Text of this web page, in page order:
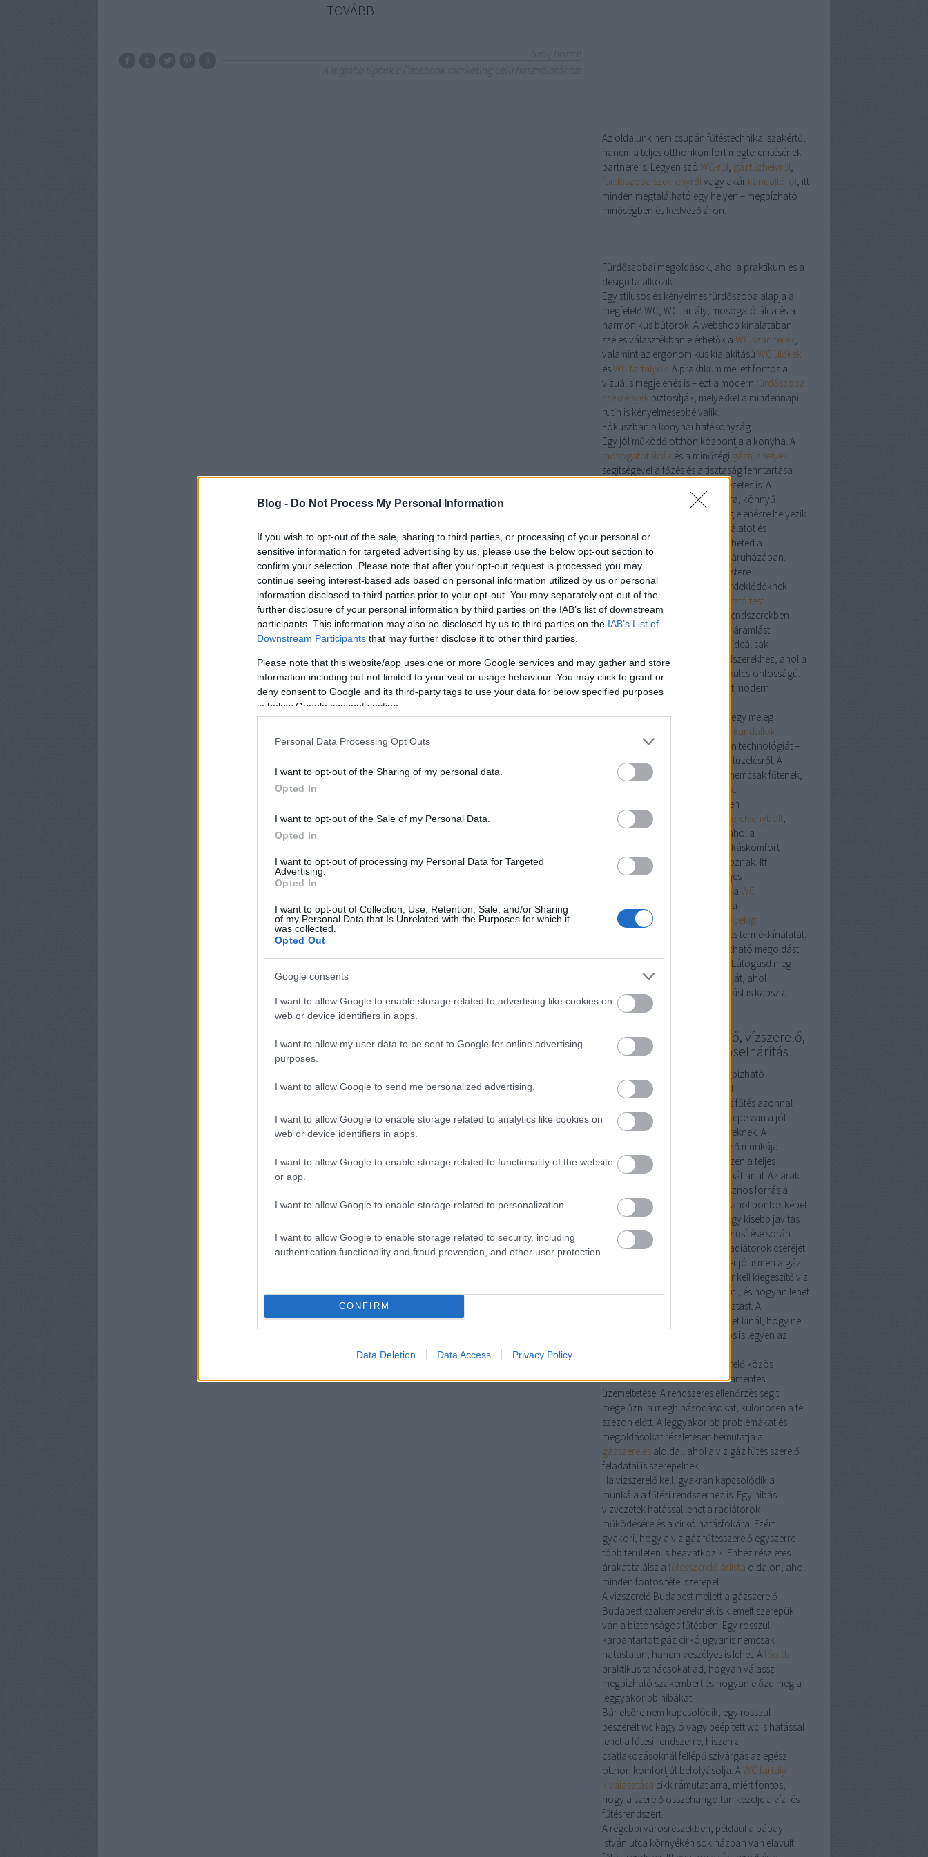
Blog - Do Not Process My Personal Information
If you wish to opt-out of the sale, sharing to third parties, or processing of your personal or
sensitive information for targeted advertising by us, please use the below opt-out section to
confirm your selection. Please note that after your opt-out request is processed you may
continue seeing interest-based ads based on personal information utilized by us or personal
information disclosed to third parties prior to your opt-out. You may separately opt-out of the
further disclosure of your personal information by third parties on the IAB’s list of downstream
participants. This information may also be disclosed by us to third parties on the IAB’s List of
Downstream Participants that may further disclose it to other third parties.
Please note that this website/app uses one or more Google services and may gather and store
information including but not limited to your visit or usage behaviour. You may click to grant or
deny consent to Google and its third-party tags to use your data for below specified purposes
in below Google consent section.
Personal Data Processing Opt Outs
I want to opt-out of the Sharing of my personal data.
Opted In
I want to opt-out of the Sale of my Personal Data.
Opted In
I want to opt-out of processing my Personal Data for Targeted
Advertising.
Opted In
I want to opt-out of Collection, Use, Retention, Sale, and/or Sharing
of my Personal Data that Is Unrelated with the Purposes for which it
was collected.
Opted Out
Google consents
I want to allow Google to enable storage related to advertising like cookies on
web or device identifiers in apps.
I want to allow my user data to be sent to Google for online advertising
purposes.
I want to allow Google to send me personalized advertising.
I want to allow Google to enable storage related to analytics like cookies on
web or device identifiers in apps.
I want to allow Google to enable storage related to functionality of the website
or app.
I want to allow Google to enable storage related to personalization.
I want to allow Google to enable storage related to security, including
authentication functionality and fraud prevention, and other user protection.
CONFIRM
Data Deletion Data Access Privacy Policy
TOVÁBB
Az oldalunk nem csupán fűtéstechnikai szakértő,
hanem a teljes otthonkomfort megteremtésének
partnere is. Legyen szó WC-ről, gáztűzhelyről,
fürdőszoba szekrényrőlvagy akár kandallóról, itt
minden megtalálható egy helyen – megbízható
minőségben és kedvező áron.
Fürdőszobai megoldások, ahol a praktikum és a
design találkozik
Egy stílusos és kényelmes fürdőszoba alapja a
megfelelő WC, WC tartály, mosogatótálca és a
harmonikus bútorok. A webshop kínálatában
széles választékban elérhetők a WC szaniterek,
valamint az ergonomikus kialakítású WC ülőkék
ésWC tartályok. A praktikum mellett fontos a
vizuális megjelenés is – ezt a modern fürdőszoba
szekrények biztosítják, melyekkel a mindennapi
rutin is kényelmesebbé válik.
Fókuszban a konyhai hatékonyság
Egy jól működő otthon központja a konyha. A
mosogatótálcák és a minőségi gáztűzhelyek
segítségével a főzés és a tisztaság fenntartása
nemcsak egyszerű, hanem élvezetes is. A
Webshop termékei a tartósságra, könnyű
tisztíthatóságra és modern megjelenésre helyezik
a hangsúlyt. A széles termékkínálatot és
kiegészítőket bármikor felfedezheted a
Megatherm szerelvénybolt
webáruházában.
Luxor – a precíz hőelosztás mestere
A technikai tökéletesség iránt érdeklődőknek
érdemes megismerni a
Luxor osztó test
megoldásait, amelyek a fűtési rendszerekben
precíz hőelosztást és hatékony áramlást
biztosítanak. A Luxor termékek ideálisak
padlófűtésekhez és zónás rendszerekhez, ahol a
pontosság és megbízhatóság kulcsfontosságú.
Kandalló: a klasszikus hangulat modern
Nincs is meghittebb érzés, mint egy meleg
kandallók
egyesítik a tradíciót és a modern technológiát –
legyen szó fa-, gáz- vagy pellet tüzelésről. A
kínálatban található modellek nemcsak fűtenek,
hanem a lakás díszévé is válnak.
Komplex megoldások egy helyen
A Webshop nem csupán egy
szerelvénybolt,
hanem egy szakmai központ, ahol a
fűtéstechnikai, vízvezetéki és lakáskomfort
termékek harmonikusan találkoznak. Itt
megtalálható minden, ami a teljes
otthonfelújításhoz szükséges – a WC
, a
mosogatótálcáktól
gáztűzhelyekig.
teljes termékkínálatát,
és találd meg a stílusos, megbízható megoldást
otthonod minden helyiségébe. Látogasd meg
szerelvénybolt
weboldalát, ahol
inspirációt és szakmai támogatást is kapsz a
választáshoz.
Gázszerelő, fűtésszerelő, vízszerelő,
fogszabályozás, duguláselhárítás
Fűtésszerelés Budapesten: megbízható
szakemberek a meleg otthonért
A hideg hónapokban egy hibás fűtés azonnal
megmutatja, milyen fontos szerepe van a jól
képzettfűtésszerelő
szakembereknek. A
vízszerelő munkája
sokszor kiegészíti egymást, hiszen a teljes
rendszer csak így működhet hibátlanul. Az árak
és munkadíjak átlátásához hasznos forrás a
fűtésszerelő árak Budapesten
, ahol pontos képet
kapsz arról, mire számíthatsz egy kisebb javítás
vagy egy teljes rendszer korszerűsítése során.
fűtésszerelés
nem csupán a radiátorok cseréjét
jelenti. Egy tapasztalt szakember jól ismeri a gáz
rendszereket, tudja, mikor kell kiegészítő víz
gáz fűtésszerelő
munkát végezni, és hogyan lehet
optimalizálni az energiafogyasztást. A
oldal számos tippet kínál, hogy ne
csak meleg, hanem biztonságos is legyen az
fűtésszerelő közös
feladata a kazán és a cirkó hibamentes
üzemeltetése. A rendszeres ellenőrzés segít
megelőzni a meghibásodásokat, különösen a téli
szezon előtt. A leggyakoribb problémákat és
megoldásokat részletesen bemutatja a
gázszerelés aloldal, ahol a víz gáz fűtés szerelő
feladatai is szerepelnek.
Ha vízszerelő kell, gyakran kapcsolódik a
munkája a fűtési rendszerhez is. Egy hibás
vízvezeték hatással lehet a radiátorok
működésére és a cirkó hatásfokára. Ezért
gyakori, hogy a víz gáz fűtésszerelő egyszerre
több területen is beavatkozik. Ehhez részletes
árakat találsz a fűtésszerelő árlista oldalon, ahol
minden fontos tétel szerepel.
Avízszerelő Budapest mellett a gázszerelő
Budapest szakembereknek is kiemelt szerepük
van a biztonságos fűtésben. Egy rosszul
karbantartott gáz cirkó ugyanis nemcsak
hatástalan, hanem veszélyes is lehet. Afőoldal
praktikus tanácsokat ad, hogyan válassz
megbízható szakembert és hogyan előzd meg a
leggyakoribb hibákat.
Bár elsőre nem kapcsolódik, egy rosszul
beszereltwc kagyló vagy beépített wc is hatással
lehet a fűtési rendszerre, hiszen a
csatlakozásoknál fellépő szivárgás az egész
otthon komfortját befolyásolja. AWC tartály
kiválasztása cikk rámutat arra, miért fontos,
hogy a szerelő összehangoltan kezelje a víz- és
fűtésrendszert.
A régebbi városrészekben, például a pápay
istván utca környékén sok házban van elavult